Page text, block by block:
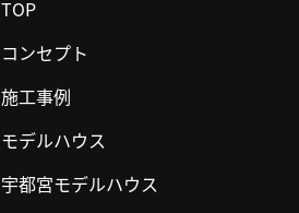
TOP
コンセプト
施工事例
モデルハウス
宇都宮モデルハウス